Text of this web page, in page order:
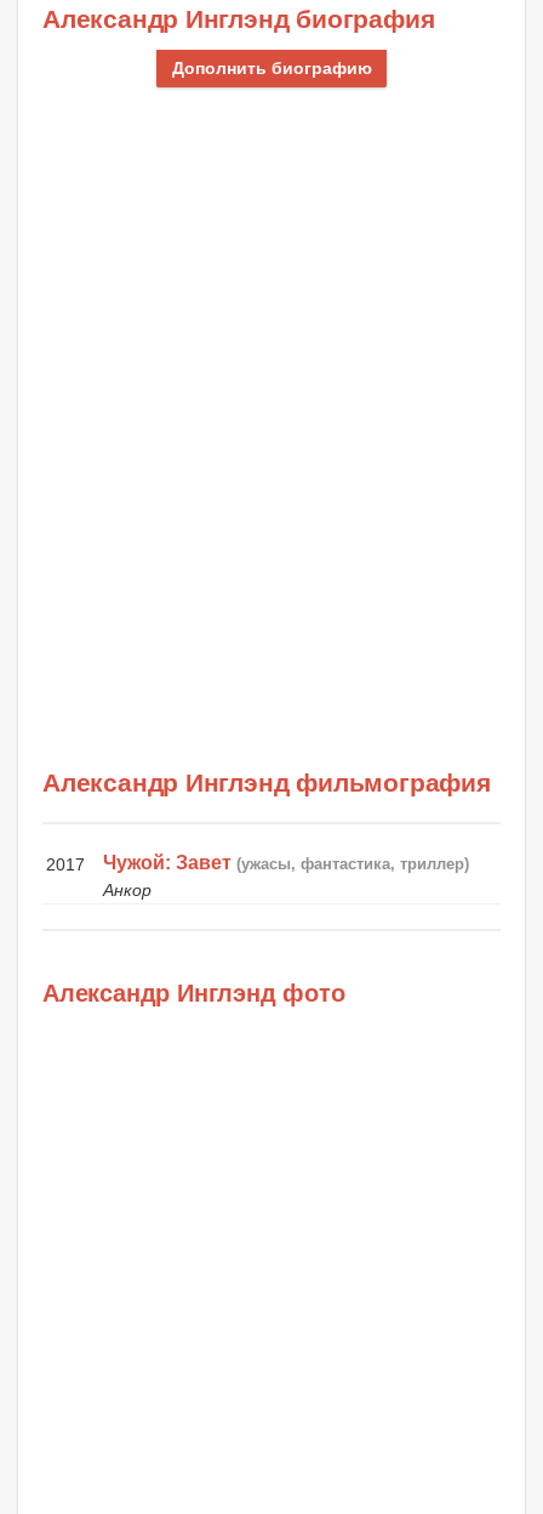
Александр Инглэнд биография
Дополнить биографию
Александр Инглэнд фильмография
2017 Чужой: Завет (ужасы, фантастика, триллер)
Анкор
Александр Инглэнд фото